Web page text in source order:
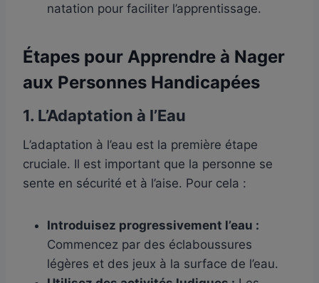
natation pour faciliter l’apprentissage.
Étapes pour Apprendre à Nager
aux Personnes Handicapées
1. L’Adaptation à l’Eau
L’adaptation à l’eau est la première étape
cruciale. Il est important que la personne se
sente en sécurité et à l’aise. Pour cela :
Introduisez progressivement l’eau :
Commencez par des éclaboussures
légères et des jeux à la surface de l’eau.